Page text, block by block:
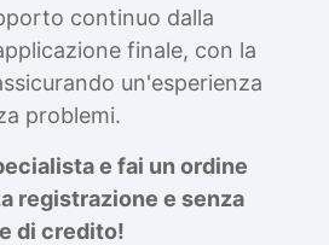
continuo dalla
finale, con la
un'esperienza
problemi.
e fai un ordine
registrazione e senza
di credito!